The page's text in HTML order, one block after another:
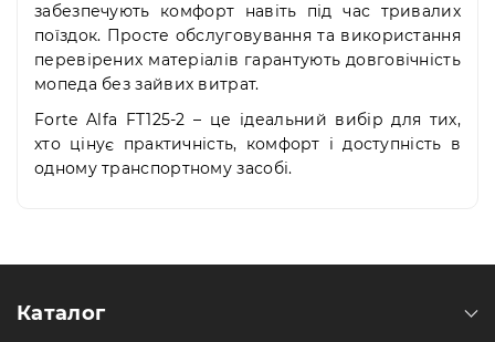
забезпечують комфорт навіть під час тривалих
поїздок. Просте обслуговування та використання
перевірених матеріалів гарантують довговічність
мопеда без зайвих витрат.
Forte Alfa FT125-2 – це ідеальний вибір для тих,
хто цінує практичність, комфорт і доступність в
одному транспортному засобі.
Каталог